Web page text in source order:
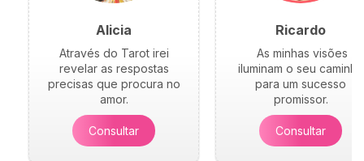
Alicia
Através do Tarot irei
revelar as respostas
precisas que procura no
amor.
Consultar
Ricardo
As minhas visões
iluminam o seu caminho
para um sucesso
promissor.
Consultar